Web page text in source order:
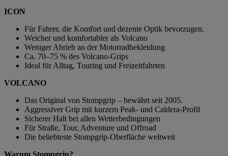
ICON
Für Fahrer, die Komfort und dezente Optik bevorzugen.
Weicher und komfortabler als Volcano
Weniger Abrieb an der Motorradbekleidung
Ca. 70–75 % des Volcano-Grips
Ideal für Alltag, Touring und Freizeitfahrten
VOLCANO
Das Original von Stompgrip – bewährt seit 2005.
Aggressiver Grip mit kurzem Peak- und Caldera-Profil
Sicherer Halt bei allen Wetterbedingungen
Für Straße, Tour, Adventure und Offroad
Die beliebteste Stompgrip-Oberfläche weltweit
Warum Stompgrip?